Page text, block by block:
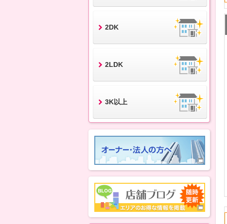
2DK
2LDK
3K以上